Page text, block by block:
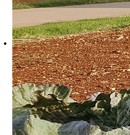
Kako bi se ubrzao
zapremnine po 500
kompostiranja u
dušika. Nakon punjenja
Temperatura se
„Naš cilj je ubrzati
Korištenjem bioreaktora
Time ne samo da
U sklopu istraživanja
se u drugim varijantama
alternativnog izvora